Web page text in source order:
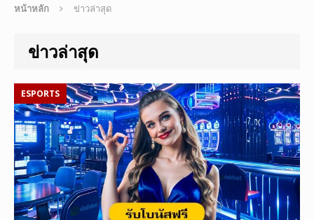
หน้าหลัก ข่าวล่าสุด
ข่าวล่าสุด
ESPORTS